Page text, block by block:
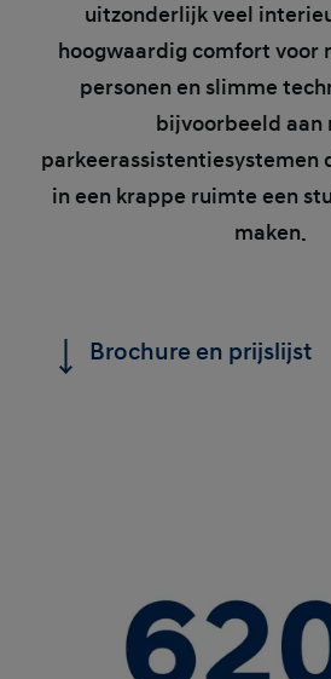
uitzonderlijk veel
hoogwaardig comfort voor
personen en slimme
bijvoorbeeld aan
parkeerassistentiesystemen
in een krappe ruimte een
maken.
Brochure en prijslijst